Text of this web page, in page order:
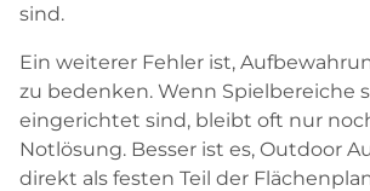
sind.
Ein weiterer Fehler ist,
zu bedenken. Wenn Spielbereiche
eingerichtet sind, bleibt oft nur
Notlösung. Besser ist es, Outdoor
direkt als festen Teil der